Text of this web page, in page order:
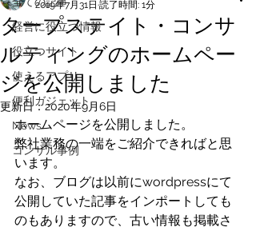
経営に役立つ情報
役立つサイト
使えるアプリ
便利ガジェット
News
コンサル事例
タープステイト・コンサ
ルティングのホームペー
ジを公開しました
2019年7月31日 読了時間: 1分
更新日：2020年9月6日
ホームページを公開しました。
弊社業務の一端をご紹介できればと思
います。
なお、ブログは以前にwordpressにて
公開していた記事をインポートしても
のもありますので、古い情報も掲載さ